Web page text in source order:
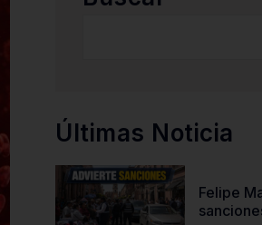
Últimas Noticia
Felipe